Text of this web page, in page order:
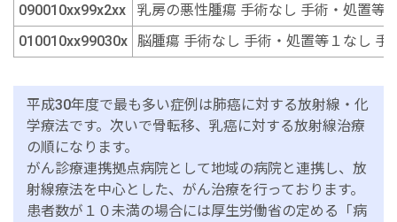
090010xx99x2xx
乳房の悪性腫瘍 手術なし 手術・処置等
010010xx99030x 脳腫瘍 手術なし 手術・処置等１なし 手
平成30年度で最も多い症例は肺癌に対する放射線・化
学療法です。次いで骨転移、乳癌に対する放射線治療
の順になります。
がん診療連携拠点病院として地域の病院と連携し、放
射線療法を中心とした、がん治療を行っております。
患者数が１０未満の場合には厚生労働省の定める「病